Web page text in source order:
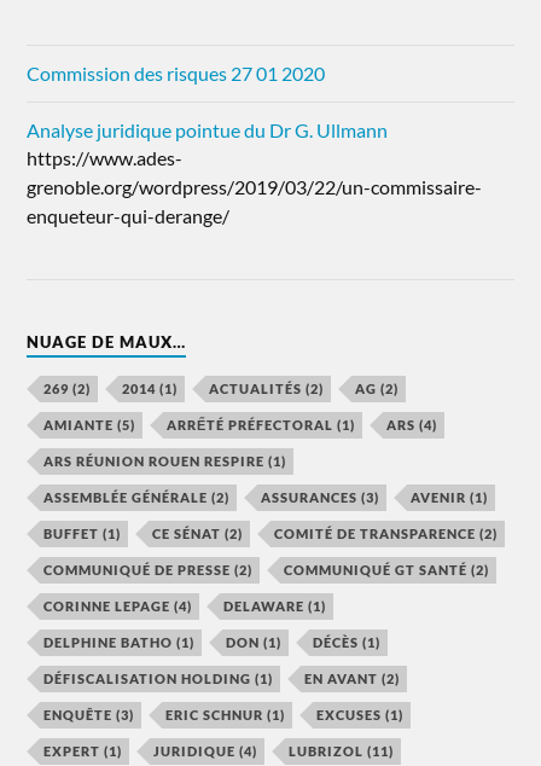
Commission des risques 27 01 2020
Analyse juridique pointue du Dr G. Ullmann
https://www.ades-
grenoble.org/wordpress/2019/03/22/un-commissaire-
enqueteur-qui-derange/
NUAGE DE MAUX…
269 (2) 2014 (1) ACTUALITÉS (2) AG (2)
AMIANTE (5) ARRẾTÉ PRÉFECTORAL (1) ARS (4)
ARS RÉUNION ROUEN RESPIRE (1)
ASSEMBLÉE GÉNÉRALE (2) ASSURANCES (3) AVENIR (1)
BUFFET (1) CE SÉNAT (2) COMITÉ DE TRANSPARENCE (2)
COMMUNIQUÉ DE PRESSE (2) COMMUNIQUÉ GT SANTÉ (2)
CORINNE LEPAGE (4) DELAWARE (1)
DELPHINE BATHO (1) DON (1) DÉCÈS (1)
DÉFISCALISATION HOLDING (1) EN AVANT (2)
ENQUÊTE (3) ERIC SCHNUR (1) EXCUSES (1)
EXPERT (1) JURIDIQUE (4) LUBRIZOL (11)